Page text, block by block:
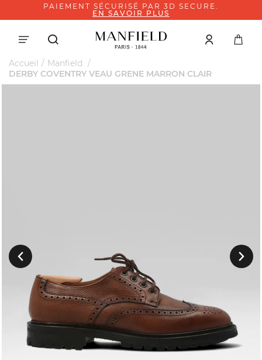
PAIEMENT SÉCURISÉ PAR 3D SECURE.
EN SAVOIR PLUS
Accueil
Manfield
DERBY COVENTRY VEAU GRENE MARRON CLAIR
Précedent Suivant